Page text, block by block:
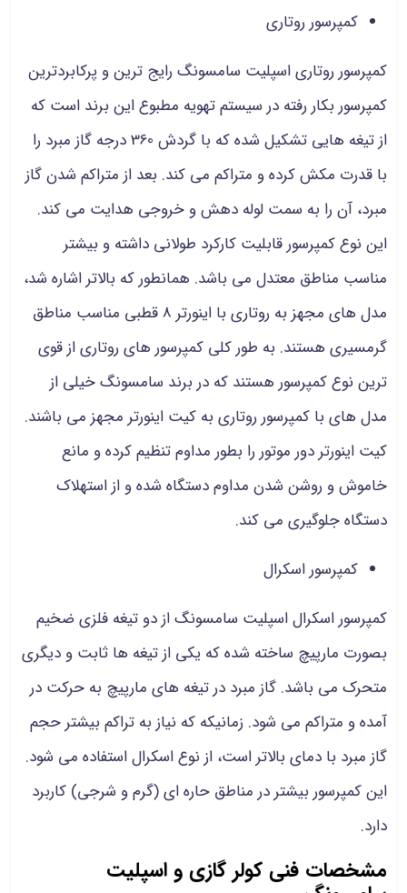
کمپرسور روتاری
کمپرسور روتاری اسپلیت سامسونگ رایج ترین و پرکابردترین
کمپرسور بکار رفته در سیستم تهویه مطبوع این برند است که
از تیغه هایی تشکیل شده که با گردش 360 درجه گاز مبرد را
با قدرت مکش کرده و متراکم می کند. بعد از متراکم شدن گاز
مبرد، آن را به سمت لوله دهش و خروجی هدایت می کند.
این نوع کمپرسور قابلیت کارکرد طولانی داشته و بیشتر
مناسب مناطق معتدل می باشد. همانطور که بالاتر اشاره شد،
مدل های مجهز به روتاری با اینورتر 8 قطبی مناسب مناطق
گرمسیری هستند. به طور کلی کمپرسور های روتاری از قوی
ترین نوع کمپرسور هستند که در برند سامسونگ خیلی از
مدل های با کمپرسور روتاری به کیت اینورتر مجهز می باشند.
کیت اینورتر دور موتور را بطور مداوم تنظیم کرده و مانع
خاموش و روشن شدن مداوم دستگاه شده و از استهلاک
دستگاه جلوگیری می کند.
کمپرسور اسکرال
کمپرسور اسکرال اسپلیت سامسونگ از دو تيغه فلزی ضخيم
بصورت مارپيچ ساخته شده که یکی از تیغه ها ثابت و دیگری
متحرک می باشد. گاز مبرد در تیغه های مارپیچ به حرکت در
آمده و متراکم می شود. زمانیکه که نیاز به تراکم بیشتر حجم
گاز مبرد با دمای بالاتر است، از نوع اسکرال استفاده می شود.
این کمپرسور بیشتر در مناطق حاره ای (گرم و شرجی) کاربرد
دارد.
مشخصات فنی کولر گازی و اسپلیت